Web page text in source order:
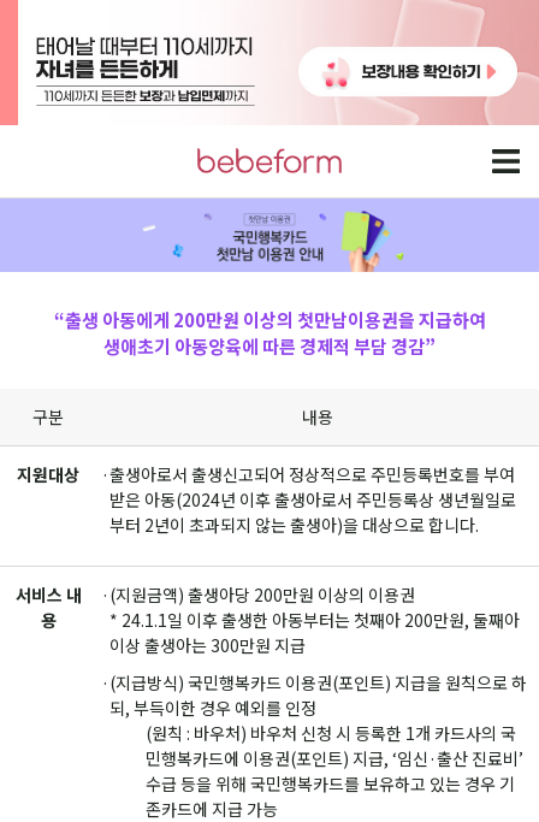
“출생 아동에게 200만원 이상의 첫만남이용권을 지급하여
생애초기 아동양육에 따른 경제적 부담 경감”
구분 내용
지원대상
출생아로서 출생신고되어 정상적으로 주민등록번호를 부여
받은 아동(2024년 이후 출생아로서 주민등록상 생년월일로
부터 2년이 초과되지 않는 출생아)을 대상으로 합니다.
서비스 내
용
(지원금액) 출생아당 200만원 이상의 이용권
* 24.1.1일 이후 출생한 아동부터는 첫째아 200만원, 둘째아
이상 출생아는 300만원 지급
(지급방식) 국민행복카드 이용권(포인트) 지급을 원칙으로 하
되, 부득이한 경우 예외를 인정
(원칙 : 바우처) 바우처 신청 시 등록한 1개 카드사의 국
민행복카드에 이용권(포인트) 지급, ‘임신·출산 진료비’
수급 등을 위해 국민행복카드를 보유하고 있는 경우 기
존카드에 지급 가능